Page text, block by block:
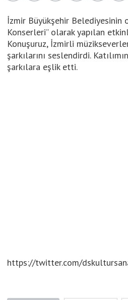
İzmir Büyükşehir Belediyesinin
Konserleri” olarak yapılan
Konuşuruz, İzmirli
şarkılarını seslendirdi.
şarkılara eşlik etti.
https://twitter.com/